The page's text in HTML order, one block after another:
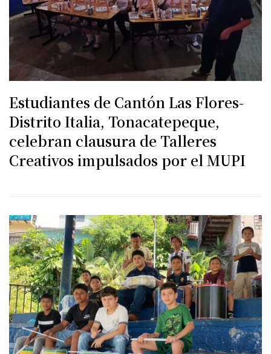
Estudiantes de Cantón Las Flores-
Distrito Italia, Tonacatepeque,
celebran clausura de Talleres
Creativos impulsados por el MUPI